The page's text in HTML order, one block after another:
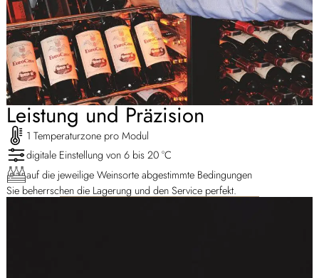
Leistung und Präzision
1 Temperaturzone pro Modul
digitale Einstellung von 6 bis 20 °C
auf die jeweilige Weinsorte abgestimmte Bedingungen
Sie beherrschen die Lagerung und den Service perfekt.